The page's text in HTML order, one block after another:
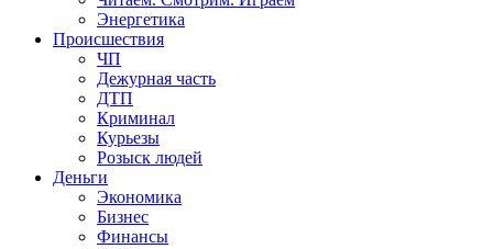
Энергетика
Происшествия
ЧП
Дежурная часть
ДТП
Криминал
Курьезы
Розыск людей
Деньги
Экономика
Бизнес
Финансы